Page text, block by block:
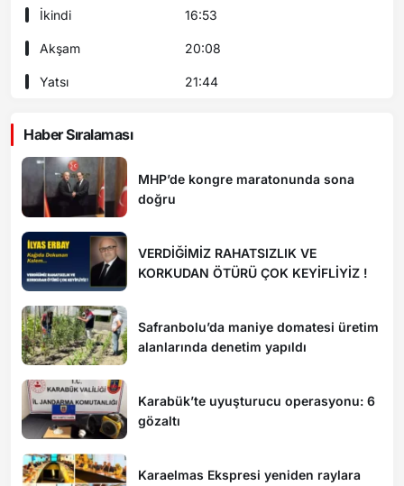
İkindi 16:53
Akşam 20:08
Yatsı 21:44
Haber Sıralaması
MHP’de kongre maratonunda sona
doğru
VERDİĞİMİZ RAHATSIZLIK VE
KORKUDAN ÖTÜRÜ ÇOK KEYİFLİYİZ !
Safranbolu’da maniye domatesi üretim
alanlarında denetim yapıldı
Karabük’te uyuşturucu operasyonu: 6
gözaltı
Karaelmas Ekspresi yeniden raylara